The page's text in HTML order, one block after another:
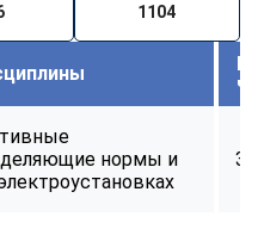
1104
нормы и
32